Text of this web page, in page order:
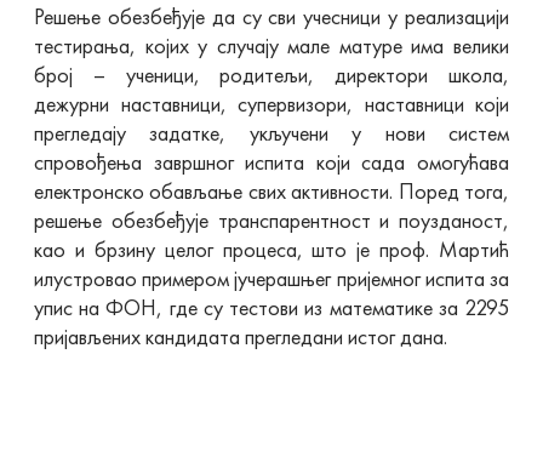
Решење обезбеђује да су сви учесници у реализацији
тестирања, којих у случају мале матуре има велики
број – ученици, родитељи, директори школа,
дежурни наставници, супервизори, наставници који
прегледају задатке, укључени у нови систем
спровођења завршног испита који сада омогућава
електронско обављање свих активности. Поред тога,
решење обезбеђује транспарентност и поузданост,
као и брзину целог процеса, што је проф. Мартић
илустровао примером јучерашњег пријемног испита за
упис на ФОН, где су тестови из математике за 2295
пријављених кандидата прегледани истог дана.